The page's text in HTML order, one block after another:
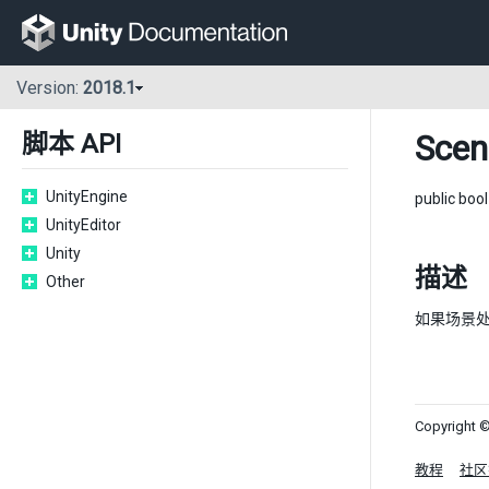
Version: 2018.1
脚本 API
UnityEngine
UnityEditor
Unity
Other
public
描述
如果场景
Copyright
教程 社